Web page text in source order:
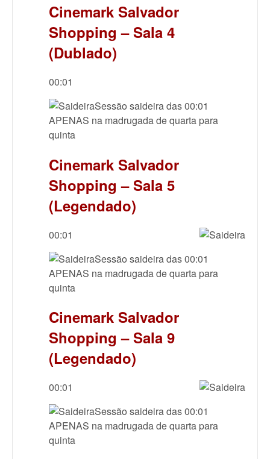
Cinemark Salvador
Shopping – Sala 4
(Dublado)
00:01
Sessão saideira das 00:01
APENAS na madrugada de quarta para
quinta
Cinemark Salvador
Shopping – Sala 5
(Legendado)
00:01
Sessão saideira das 00:01
APENAS na madrugada de quarta para
quinta
Cinemark Salvador
Shopping – Sala 9
(Legendado)
00:01
Sessão saideira das 00:01
APENAS na madrugada de quarta para
quinta